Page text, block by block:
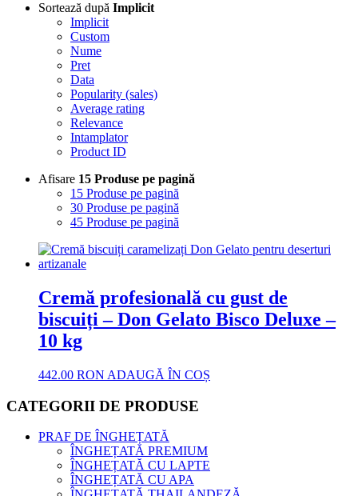
Sortează după Implicit
Implicit
Custom
Nume
Pret
Data
Popularity (sales)
Average rating
Relevance
Intamplator
Product ID
Afisare 15 Produse pe pagină
15 Produse pe pagină
30 Produse pe pagină
45 Produse pe pagină
Cremă profesională cu gust de
biscuiți – Don Gelato Bisco Deluxe –
10 kg
442.00 RON ADAUGĂ ÎN COȘ
CATEGORII DE PRODUSE
PRAF DE ÎNGHEȚATĂ
ÎNGHEȚATĂ PREMIUM
ÎNGHEȚATĂ CU LAPTE
ÎNGHEȚATĂ CU APA